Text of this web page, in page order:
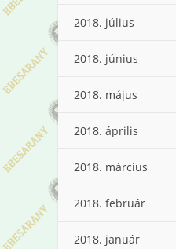
2018. július
2018. június
2018. május
2018. április
2018. március
2018. február
2018. január